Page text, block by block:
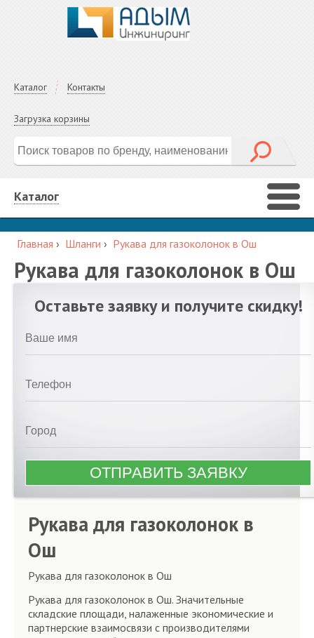
Каталог Контакты
Загрузка корзины
Каталог
Главная › Шланги › Рукава для газоколонок в Ош
Рукава для газоколонок в Ош
Оставьте заявку и получите скидку!
Рукава для газоколонок в
Ош
Рукава для газоколонок в Ош
Рукава для газоколонок в Ош. Значительные
складские площади, налаженные экономические и
партнерские взаимосвязи с производителями